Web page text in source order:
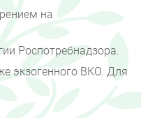
на
Роспотребнадзора.
экзогенного ВКО. Для